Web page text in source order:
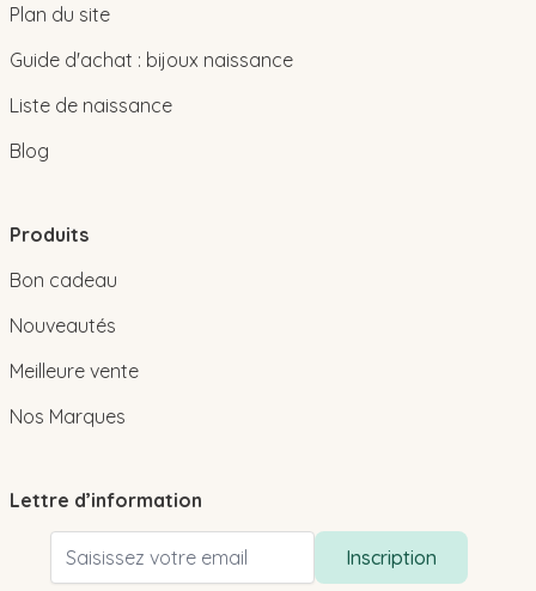
Plan du site
Guide d'achat : bijoux naissance
Liste de naissance
Blog
Produits
Bon cadeau
Nouveautés
Meilleure vente
Nos Marques
Lettre d’information
Adresse email
Inscription